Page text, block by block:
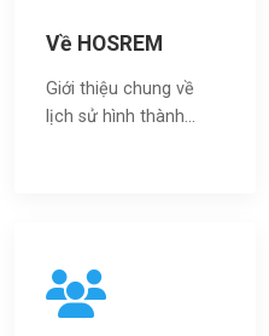
Về HOSREM
Giới thiệu chung về
lịch sử hình thành...